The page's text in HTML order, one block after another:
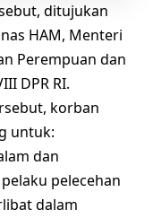
ditujukan
HAM, Menteri
Perempuan dan
DPR RI.
korban
untuk:
dan
pelecehan
dalam